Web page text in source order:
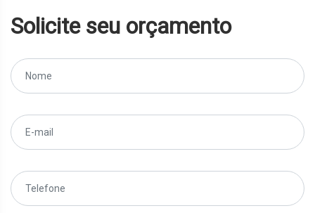
Solicite seu orçamento